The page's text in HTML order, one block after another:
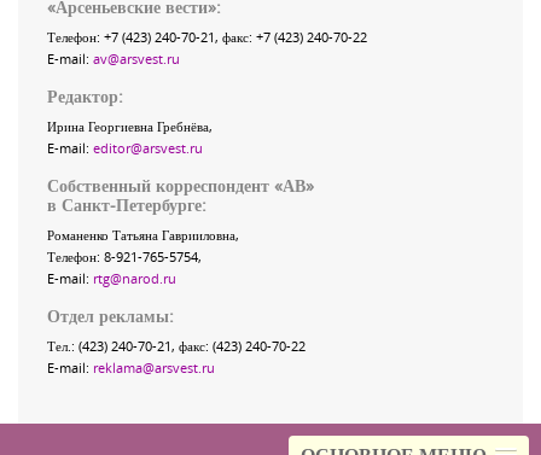
«Арсеньевские вести»:
Телефон: +7 (423) 240-70-21, факс: +7 (423) 240-70-22
E-mail: av@arsvest.ru
Редактор:
Ирина Георгиевна Гребнёва,
E-mail: editor@arsvest.ru
Собственный корреспондент «АВ»
в Санкт-Петербурге:
Романенко Татьяна Гаврииловна,
Телефон: 8-921-765-5754,
E-mail: rtg@narod.ru
Отдел рекламы:
Тел.: (423) 240-70-21, факс: (423) 240-70-22
E-mail: reklama@arsvest.ru